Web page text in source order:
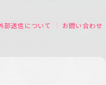
部送信について お問い合わせ